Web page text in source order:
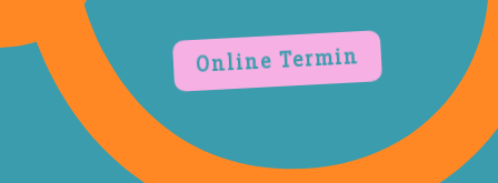
Online Termin